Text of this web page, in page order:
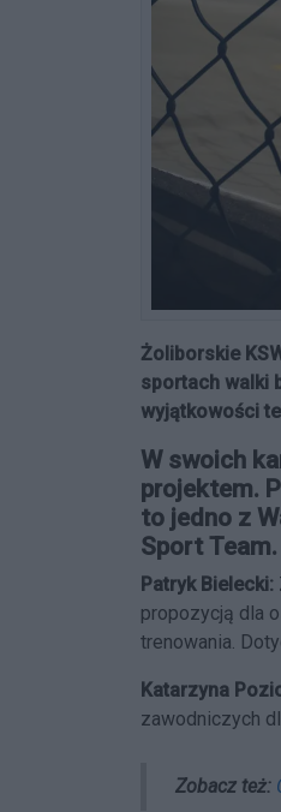
Żoliborskie
sportach walki
wyjątkowości
W swoich
projektem.
to jedno z
Sport Team.
Patryk Bielecki:
propozycją dla
trenowania.
Katarzyna
zawodniczych
Zobacz też: